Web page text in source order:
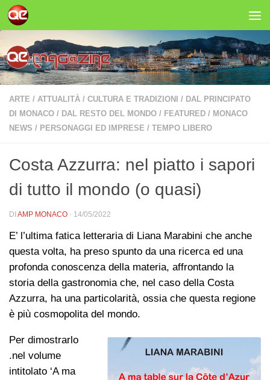
Salta al contenuto
ARTE / ATTUALITÀ / CULTURA E TRADIZIONI / DAL PRINCIPATO
DI MONACO / DAL RESTO DEL MONDO / FEATURED / MONACO
NEWS / PERSONAGGI ED IMPRESE / TEMPO LIBERO
Costa Azzurra: nel piatto i sapori
di tutto il mondo (o quasi)
DI AMP MONACO · 14/05/2022
E’ l’ultima fatica letteraria di Liana Marabini che anche
questa volta, ha preso spunto da una ricerca ed una
profonda conoscenza della materia, affrontando la
storia della gastronomia che, nel caso della Costa
Azzurra, ha una particolarità, ossia che questa regione
è più cosmopolita del mondo.
Per dimostrarlo
.nel volume
intitolato ‘A ma